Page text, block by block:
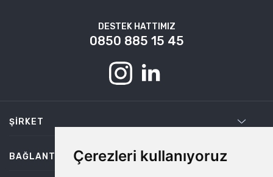
Çerezleri kullanıyoruz
DESTEK HATTIMIZ
0850 885 15 45
ŞIRKET
BAĞLANTILAR